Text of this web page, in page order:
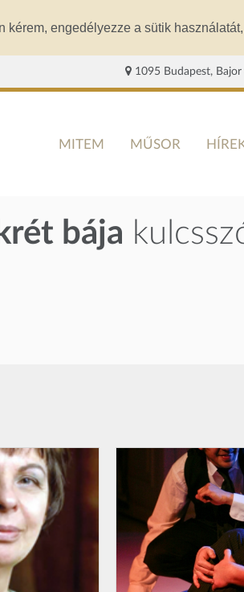
engedélyezze a sütik
1095 Budapest, Bajor
MITEM MŰSOR
bája